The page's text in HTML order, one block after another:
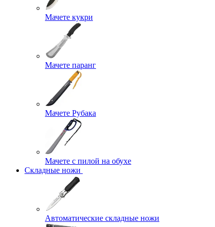
Мачете кукри
Мачете паранг
Мачете Рубака
Мачете с пилой на обухе
Складные ножи
Автоматические складные ножи